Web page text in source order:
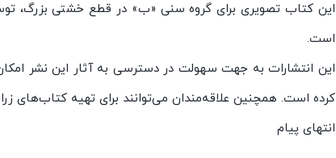
این کتاب تصویری برای گروه سنی «ب» در قطع خشتی بزرگ،
است.
این انتشارات به جهت سهولت در دسترسی به آثار این نشر
کرده است. همچنین علاقه‌مندان می‌توانند برای تهیه کتاب‌‌های زرافه با پخش
انتهای پیام